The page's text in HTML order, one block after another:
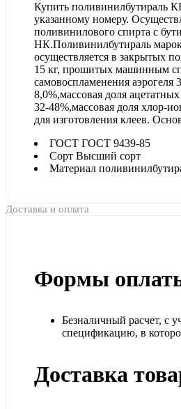
Купить поливинилбутираль
указанному номеру.
поливинилового спирта с
НК.Поливинилбутираль
осуществляется в закрытых
15 кг, прошитых машинным
самовоспламенения аэрогеля
8,0%,массовая доля
32-48%,массовая доля хлор-
для изготовления клеев.
ГОСТ ГОСТ 9439-85
Сорт Высший сорт
Материал
Доставка и оплата
Формы
Безналичный расчет, с
спецификацию, в
Доставка